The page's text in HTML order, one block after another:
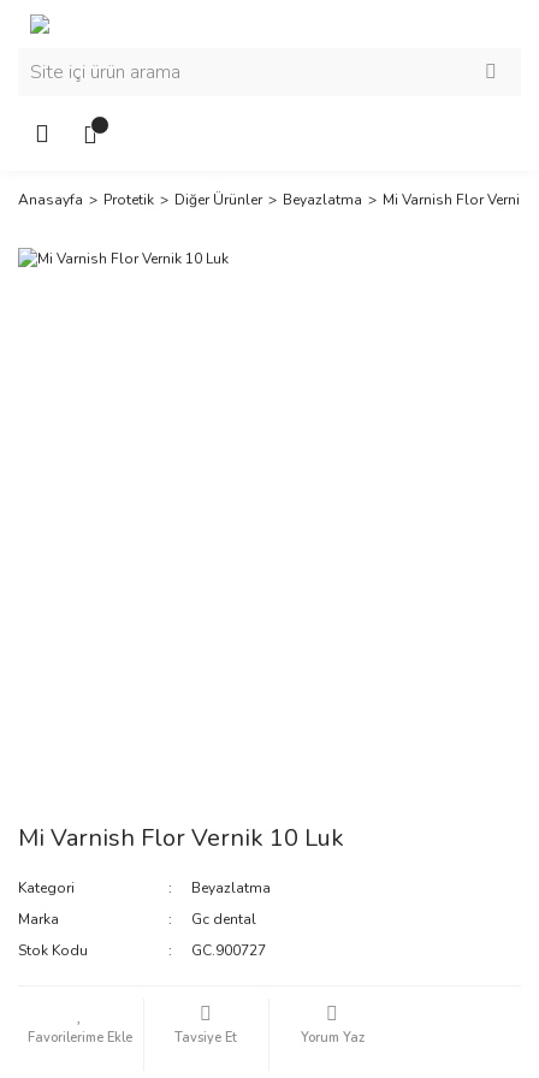
Anasayfa Protetik Diğer Ürünler Beyazlatma Mi Varnish Flor Vernik
Mi Varnish Flor Vernik 10 Luk
Kategori
Beyazlatma
Marka
Gc dental
Stok Kodu
GC.900727
Tavsiye Et Yorum Yaz